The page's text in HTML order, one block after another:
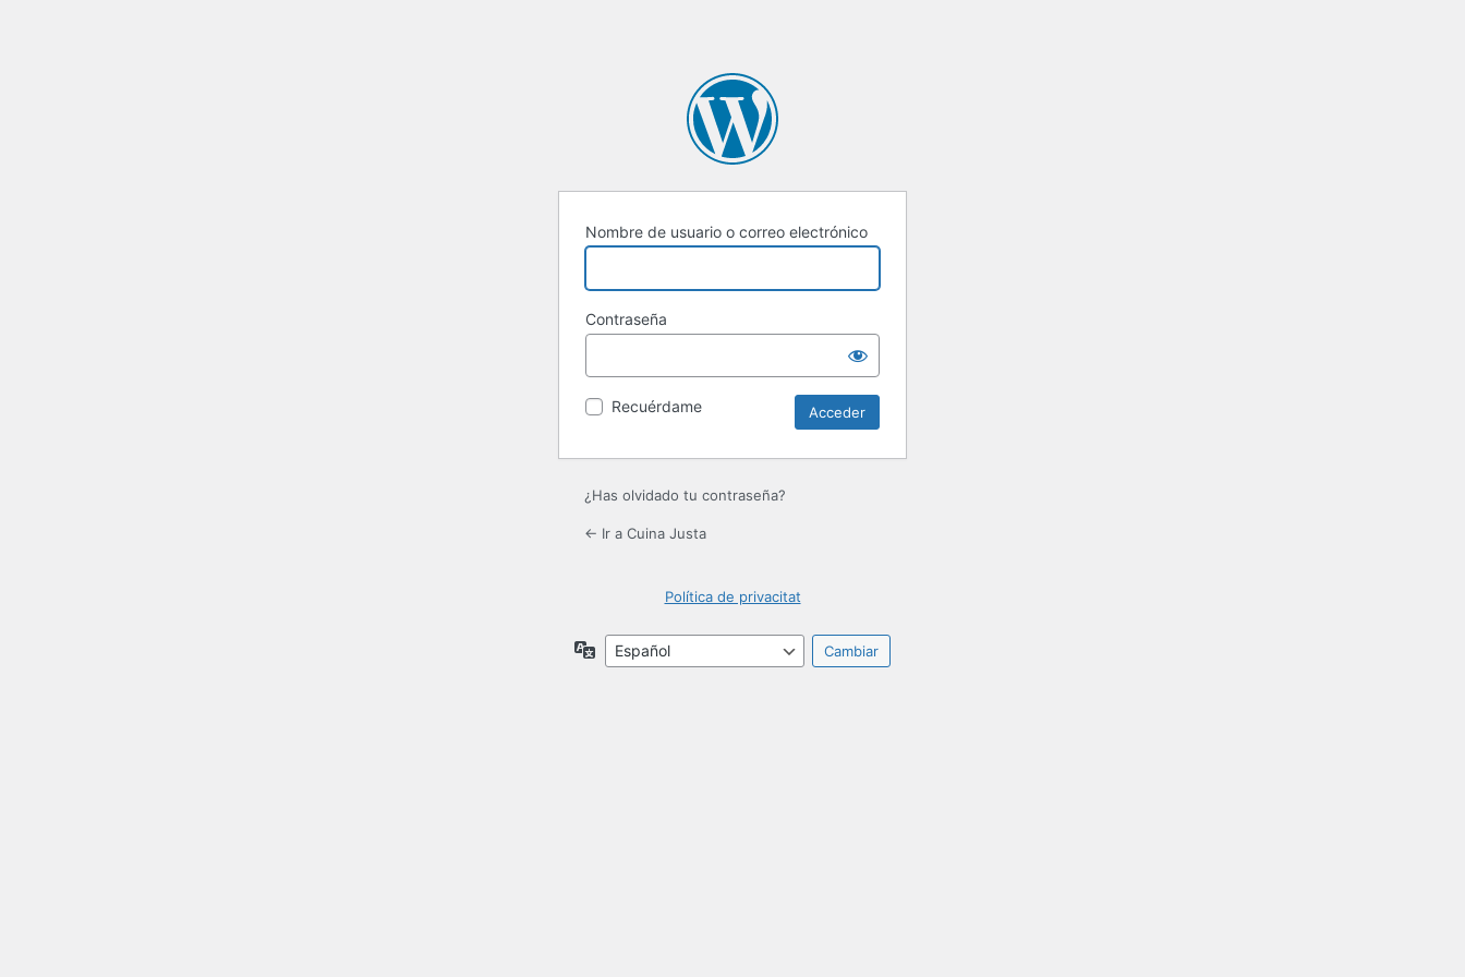
Nombre de usuario o correo electrónico
Contraseña
Recuérdame
¿Has olvidado tu contraseña?
← Ir a Cuina Justa
Política de privacitat
Idioma